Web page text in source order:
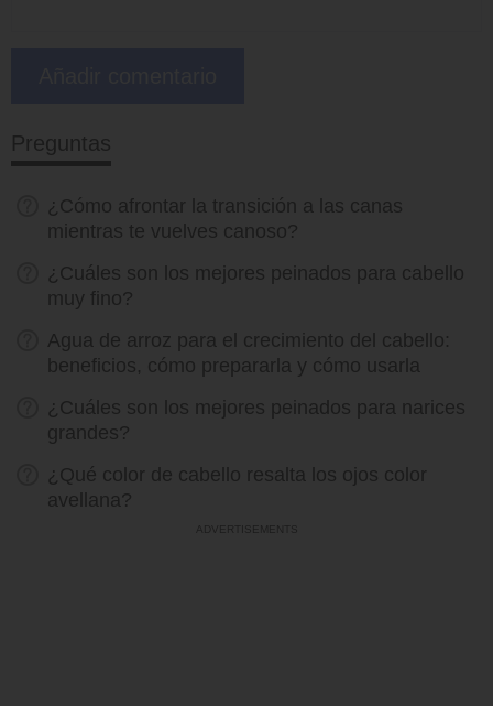
Preguntas
¿Cómo afrontar la transición a las canas
mientras te vuelves canoso?
¿Cuáles son los mejores peinados para cabello
muy fino?
Agua de arroz para el crecimiento del cabello:
beneficios, cómo prepararla y cómo usarla
¿Cuáles son los mejores peinados para narices
grandes?
¿Qué color de cabello resalta los ojos color
avellana?